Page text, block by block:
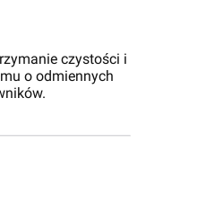
czystości i
o odmiennych